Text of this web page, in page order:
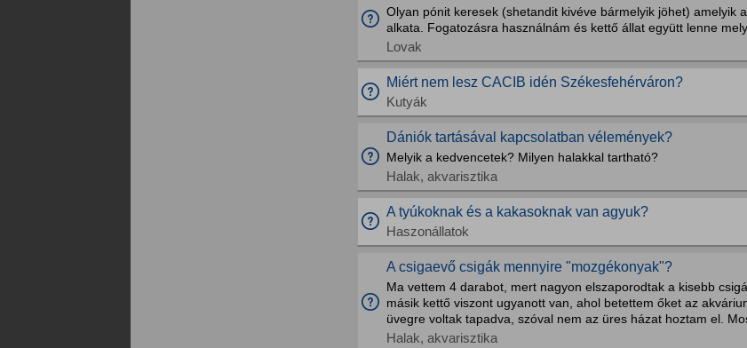
Olyan pónit keresek (shetandit kivéve bármelyik jöhet) amelyik
alkata. Fogatozásra használnám és kettő állat együtt lenne
Lovak
Miért nem lesz CACIB idén Székesfehérváron?
Kutyák
Dániók tartásával kapcsolatban vélemények?
Melyik a kedvencetek? Milyen halakkal tartható?
Halak, akvarisztika
A tyúkoknak és a kakasoknak van agyuk?
Haszonállatok
A csigaevő csigák mennyire "mozgékonyak"?
Ma vettem 4 darabot, mert nagyon elszaporodtak a kisebb
másik kettő viszont ugyanott van, ahol betettem őket az
üvegre voltak tapadva, szóval nem az üres házat hoztam el.
Halak, akvarisztika